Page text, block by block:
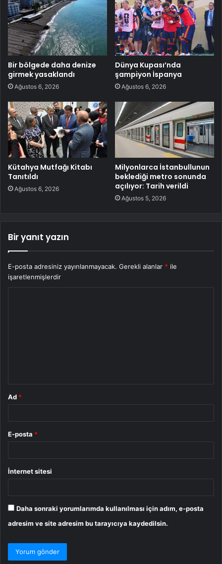
Bir bölgede daha denize
girmek yasaklandı
Ağustos 6, 2026
Dünya Kupası’nda
şampiyon İspanya
Ağustos 6, 2026
Kütahya Mutfağı Kitabı
Tanıtıldı
Ağustos 6, 2026
Milyonlarca İstanbullunun
beklediği metro sonunda
açılıyor: Tarih verildi
Ağustos 5, 2026
Bir yanıt yazın
E-posta adresiniz yayınlanmayacak. Gerekli alanlar * ile
işaretlenmişlerdir
Ad *
E-posta *
İnternet sitesi
Daha sonraki yorumlarımda kullanılması için adım, e-posta
adresim ve site adresim bu tarayıcıya kaydedilsin.